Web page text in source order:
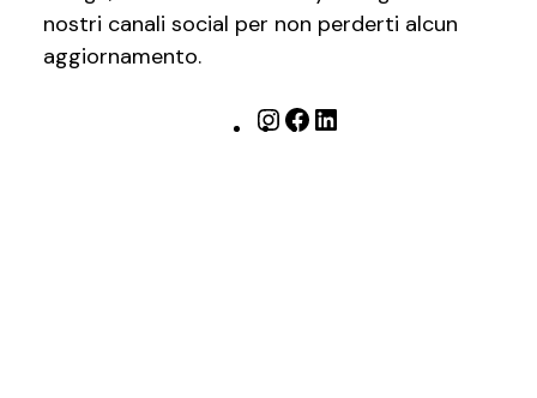
nostri canali social per non perderti alcun
aggiornamento.
Instagram
Facebook